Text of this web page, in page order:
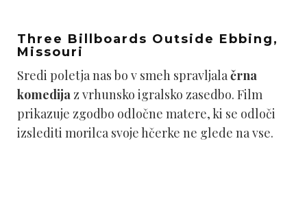
Three Billboards Outside Ebbing,
Missouri
Sredi poletja nas bo v smeh spravljalačrna
komedija z vrhunsko igralsko zasedbo. Film
prikazuje zgodbo odločne matere, ki se odloči
izslediti morilca svoje hčerke ne glede na vse.